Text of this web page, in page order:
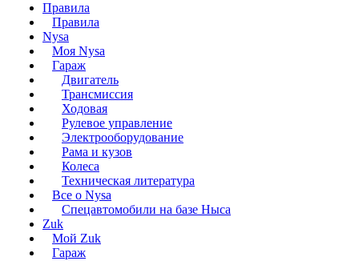
Правила
Правила
Nysa
Моя Nysa
Гараж
Двигатель
Трансмиссия
Ходовая
Рулевое управление
Электрооборудование
Рама и кузов
Колеса
Техническая литература
Все о Nysa
Спецавтомобили на базе Ныса
Zuk
Мой Zuk
Гараж